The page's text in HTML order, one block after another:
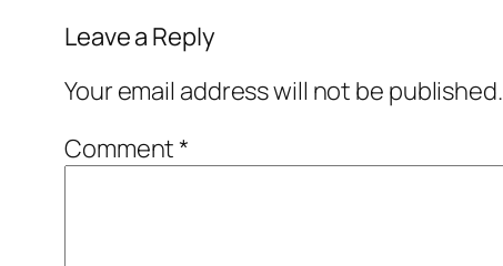
Leave a Reply
Your email address will not be published.
Comment*